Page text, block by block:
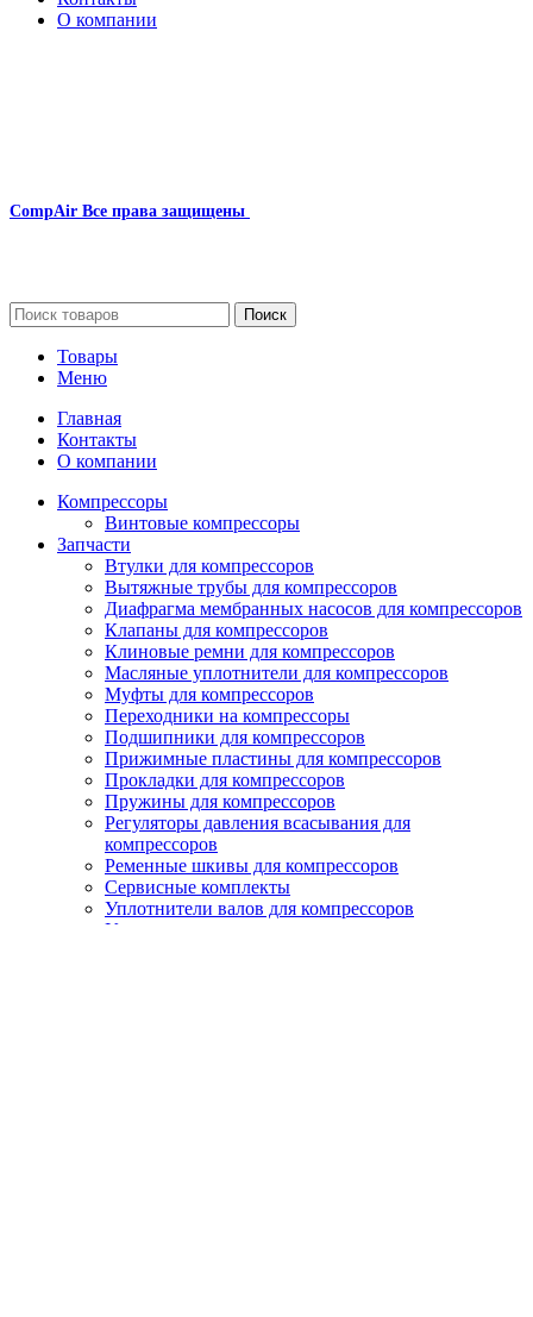
О компании
CompAir Все права защищены
Поиск
Товары
Меню
Главная
Контакты
О компании
Компрессоры
Винтовые компрессоры
Запчасти
Втулки для компрессоров
Вытяжные трубы для компрессоров
Диафрагма мембранных насосов для компрессоров
Клапаны для компрессоров
Клиновые ремни для компрессоров
Масляные уплотнители для компрессоров
Муфты для компрессоров
Переходники на компрессоры
Подшипники для компрессоров
Прижимные пластины для компрессоров
Прокладки для компрессоров
Пружины для компрессоров
Регуляторы давления всасывания для
компрессоров
Ременные шкивы для компрессоров
Сервисные комплекты
Уплотнители валов для компрессоров
Уплотнители для компрессоров